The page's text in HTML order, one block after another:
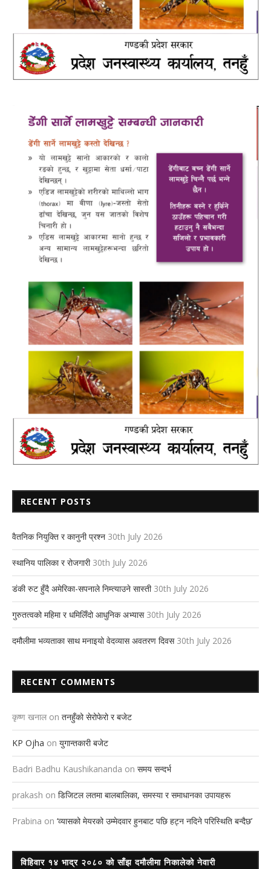
RECENT POSTS
वैतनिक नियुक्ति र कानुनी प्रश्न 30th July 2026
स्थानिय पालिका र रोजगारी 30th July 2026
डंकी रुट हुँदै अमेरिका-सपनाले निम्त्याउने सास्ती 30th July 2026
गुरुतत्वको महिमा र धमिलिँदो आधुनिक अभ्यास 30th July 2026
दमौलीमा भव्यताका साथ मनाइयो वेदव्यास अवतरण दिवस 30th July 2026
RECENT COMMENTS
कृष्ण खनाल on तनहुँको सेरोफेरो र बजेट
KP Ojha on युगान्तकारी बजेट
Badri Badhu Kaushikananda on समय सन्दर्भ
prakash on डिजिटल लतमा बालबालिका, समस्या र समाधानका उपायहरू
Prabina on ‘व्यासको मेयरको उम्मेदवार हुनबाट पछि हट्न नदिने परिस्थिति बन्दैछ’
विहिवार १४ भाद्र २०८० को साँझ दमौलीमा निकालेको नेवारी